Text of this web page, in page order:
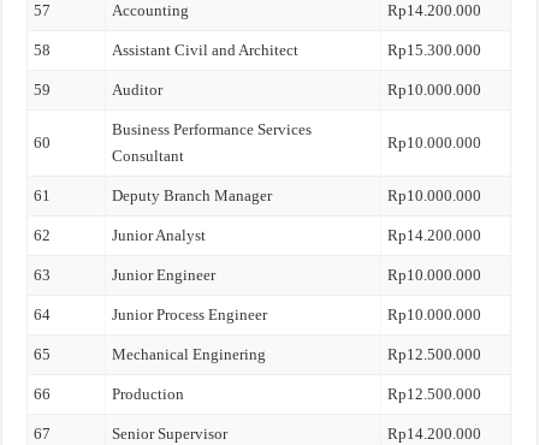
57 Accounting Rp14.200.000
58 Assistant Civil and Architect Rp15.300.000
59 Auditor Rp10.000.000
60
Business Performance Services
Consultant
Rp10.000.000
61 Deputy Branch Manager Rp10.000.000
62 Junior Analyst Rp14.200.000
63 Junior Engineer Rp10.000.000
64 Junior Process Engineer Rp10.000.000
65 Mechanical Enginering Rp12.500.000
66 Production Rp12.500.000
67 Senior Supervisor Rp14.200.000